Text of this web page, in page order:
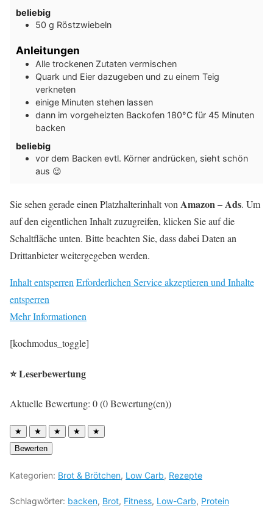
beliebig
50 g Röstzwiebeln
Anleitungen
Alle trockenen Zutaten vermischen
Quark und Eier dazugeben und zu einem Teig
verkneten
einige Minuten stehen lassen
dann im vorgeheizten Backofen 180°C für 45 Minuten
backen
beliebig
vor dem Backen evtl. Körner andrücken, sieht schön
aus 😉
Sie sehen gerade einen Platzhalterinhalt vonAmazon – Ads. Um
auf den eigentlichen Inhalt zuzugreifen, klicken Sie auf die
Schaltfläche unten. Bitte beachten Sie, dass dabei Daten an
Drittanbieter weitergegeben werden.
Inhalt entsperrenErforderlichen Service akzeptieren und Inhalte
entsperren
Mehr Informationen
[kochmodus_toggle]
⭐ Leserbewertung
Aktuelle Bewertung: 0 (0 Bewertung(en))
★ ★ ★ ★
★
Bewerten
Kategorien: Brot & Brötchen, Low Carb, Rezepte
Schlagwörter: backen, Brot, Fitness, Low-Carb, Protein